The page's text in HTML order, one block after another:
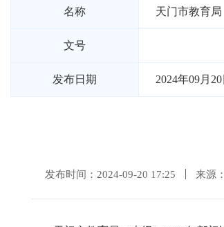
名称 天门市教育
文号
发布日期 2024年09月20
发布时间：2024-09-20 17:25 来源